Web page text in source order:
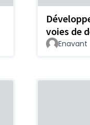
voies de
Enavant